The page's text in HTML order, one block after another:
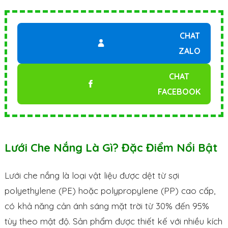
CHAT
ZALO
CHAT
FACEBOOK
Lưới Che Nắng Là Gì? Đặc Điểm Nổi Bật
Lưới che nắng là loại vật liệu được dệt từ sợi
polyethylene (PE) hoặc polypropylene (PP) cao cấp,
có khả năng cản ánh sáng mặt trời từ 30% đến 95%
tùy theo mật độ. Sản phẩm được thiết kế với nhiều kích